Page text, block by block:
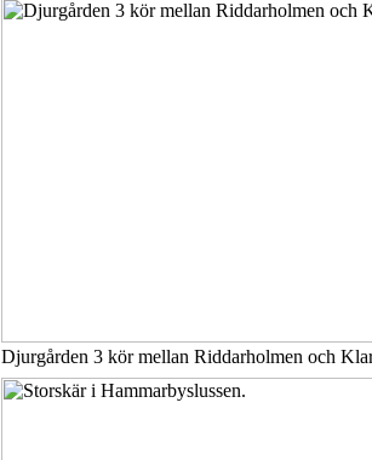
Djurgården 3 kör mellan Riddarholmen och